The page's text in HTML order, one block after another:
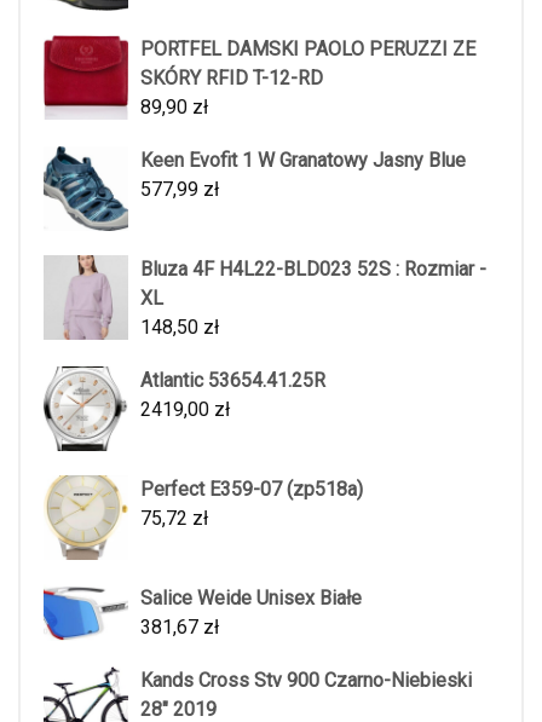
PORTFEL DAMSKI PAOLO PERUZZI ZE
SKÓRY RFID T-12-RD
89,90 zł
Keen Evofit 1 W Granatowy Jasny Blue
577,99 zł
Bluza 4F H4L22-BLD023 52S : Rozmiar -
XL
148,50 zł
Atlantic 53654.41.25R
2419,00 zł
Perfect E359-07 (zp518a)
75,72 zł
Salice Weide Unisex Białe
381,67 zł
Kands Cross Stv 900 Czarno-Niebieski
28" 2019